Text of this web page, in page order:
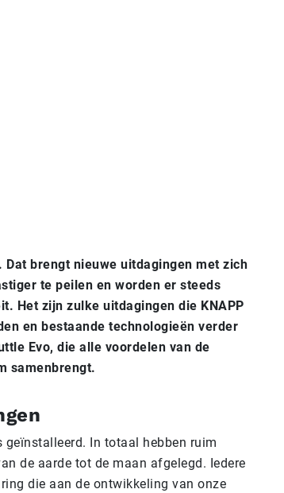
brengt nieuwe uitdagingen met zich
te peilen en worden er steeds
Het zijn zulke uitdagingen die KNAPP
en bestaande technologieën verder
Evo, die alle voordelen van de
samenbrengt.
geïnstalleerd. In totaal hebben ruim
de aarde tot de maan afgelegd. Iedere
die aan de ontwikkeling van onze